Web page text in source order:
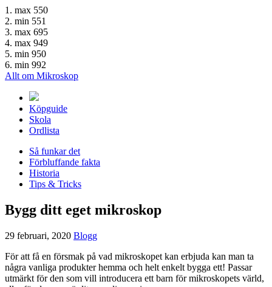
1. max 550
2. min 551
3. max 695
4. max 949
5. min 950
6. min 992
Allt om Mikroskop
Köpguide
Skola
Ordlista
Så funkar det
Förbluffande fakta
Historia
Tips & Tricks
Bygg ditt eget mikroskop
29 februari, 2020 Blogg
För att få en försmak på vad mikroskopet kan erbjuda kan man ta
några vanliga produkter hemma och helt enkelt bygga ett! Passar
utmärkt för den som vill introducera ett barn för mikroskopets värld,